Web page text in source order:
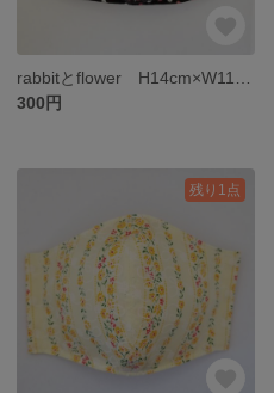
300円
残り1点